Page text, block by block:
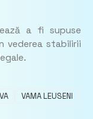
a fi supuse
vederea stabilirii
VAMA LEUSENI